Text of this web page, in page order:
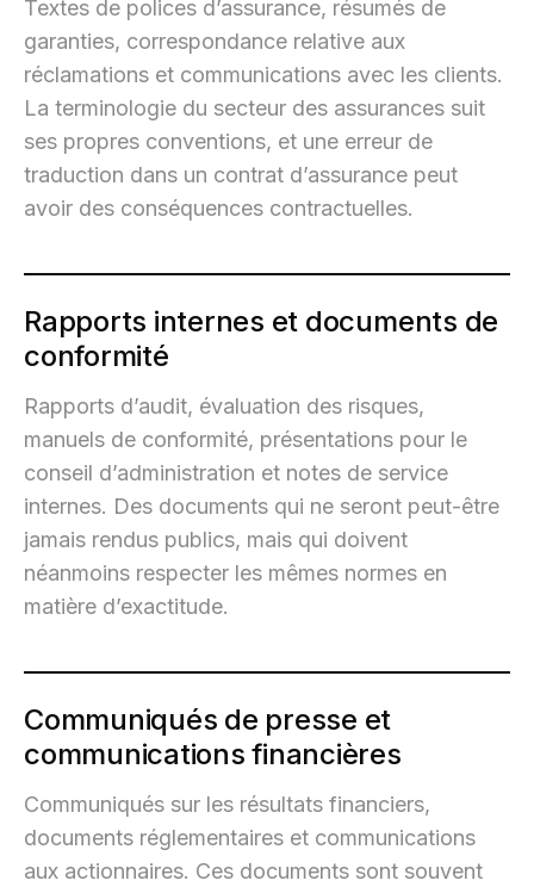
Textes de polices d’assurance, résumés de
garanties, correspondance relative aux
réclamations et communications avec les clients.
La terminologie du secteur des assurances suit
ses propres conventions, et une erreur de
traduction dans un contrat d’assurance peut
avoir des conséquences contractuelles.
Rapports internes et documents de
conformité
Rapports d’audit, évaluation des risques,
manuels de conformité, présentations pour le
conseil d’administration et notes de service
internes. Des documents qui ne seront peut-être
jamais rendus publics, mais qui doivent
néanmoins respecter les mêmes normes en
matière d’exactitude.
Communiqués de presse et
communications financières
Communiqués sur les résultats financiers,
documents réglementaires et communications
aux actionnaires. Ces documents sont souvent